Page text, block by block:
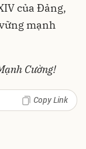
của Đảng,
mạnh
Cường!
Copy Link